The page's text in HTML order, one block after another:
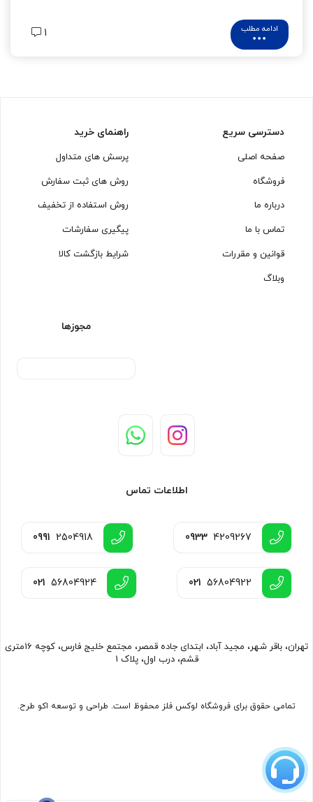
ادامه مطلب 1
دسترسی سریع
صفحه اصلی
فروشگاه
درباره ما
تماس با ما
قوانین و مقررات
وبلاگ
راهنمای خرید
پرسش های متداول
روش های ثبت سفارش
روش استفاده از تخفیف
پیگیری سفارشات
شرایط بازگشت کالا
مجوزها
اطلاعات تماس
0933 4209267
0991 2504918
021 56804922
021 56804924
تهران، باقر شهر، مجید آباد، ابتدای جاده قمصر، مجتمع خلیج فارس، کوچه 16متری
قشم، درب اول، پلاک 1
تمامی حقوق برای فروشگاه لوکس فلز محفوظ است. طراحی و توسعه اکو طرح.